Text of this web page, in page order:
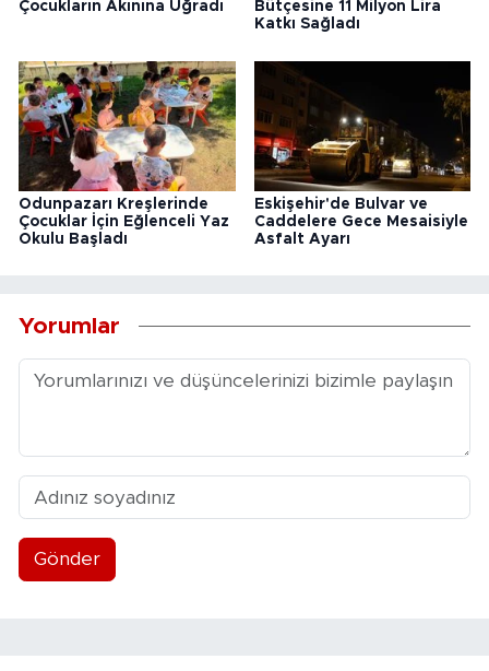
Çocukların Akınına Uğradı
Bütçesine 11 Milyon Lira
Katkı Sağladı
Odunpazarı Kreşlerinde
Çocuklar İçin Eğlenceli Yaz
Okulu Başladı
Eskişehir'de Bulvar ve
Caddelere Gece Mesaisiyle
Asfalt Ayarı
Yorumlar
Gönder